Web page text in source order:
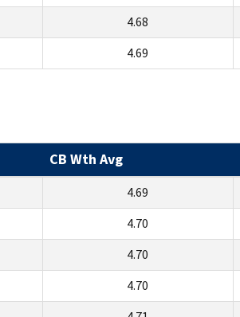
4.68
4.69
CB Wth Avg
4.69
4.70
4.70
4.70